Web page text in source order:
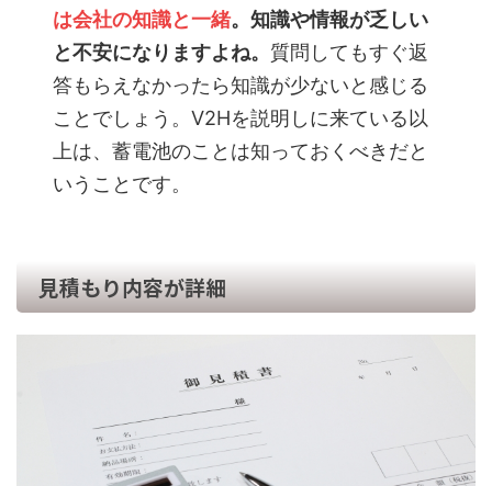
は会社の知識と一緒。知識や情報が乏しい
と不安になりますよね。 質問してもすぐ返
答もらえなかったら知識が少ないと感じる
ことでしょう。V2Hを説明しに来ている以
上は、蓄電池のことは知っておくべきだと
いうことです。
見積もり内容が詳細